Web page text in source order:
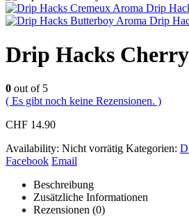
Drip
Drip
Drip Hacks
0 out of 5
( Es gibt noch keine Rezensionen. )
CHF 14.90
Availability: Nicht vorrätig Kategorien:
Facebook Email
Beschreibung
Zusätzliche Informationen
Rezensionen (0)